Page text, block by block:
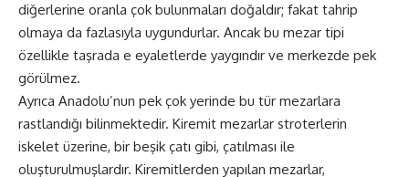
diğerlerine oranla çok bulunmaları doğaldır; fakat tahrip
olmaya da fazlasıyla uygundurlar. Ancak bu mezar tipi
özellikle taşrada e eyaletlerde yaygındır ve merkezde pek
görülmez.
Ayrıca Anadolu’nun pek çok yerinde bu tür mezarlara
rastlandığı bilinmektedir. Kiremit mezarlar stroterlerin
iskelet üzerine, bir beşik çatı gibi, çatılması ile
oluşturulmuşlardır. Kiremitlerden yapılan mezarlar,